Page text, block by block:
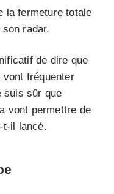
la fermeture totale
radar.
de dire que
vont fréquenter
suis sûr que
vont permettre de
t-il lancé.